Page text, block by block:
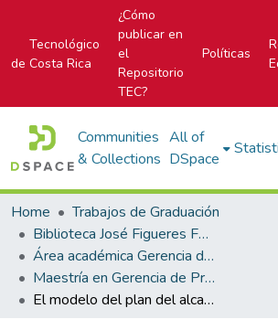
Tecnológico
de Costa Rica
¿Cómo
publicar en
el
Repositorio
TEC?
Políticas
Communities
& Collections
All of
DSpace
Home
Trabajos de Graduación
Biblioteca José Figueres Ferrer
Área académica Gerencia de Proyectos
Maestría en Gerencia de Proyectos
El modelo del plan del alcance y tiempo del proyecto de análisis financiero, legal y pericial para la compra de un proyecto de construcción en un fondo de desarrollo inmobiliario